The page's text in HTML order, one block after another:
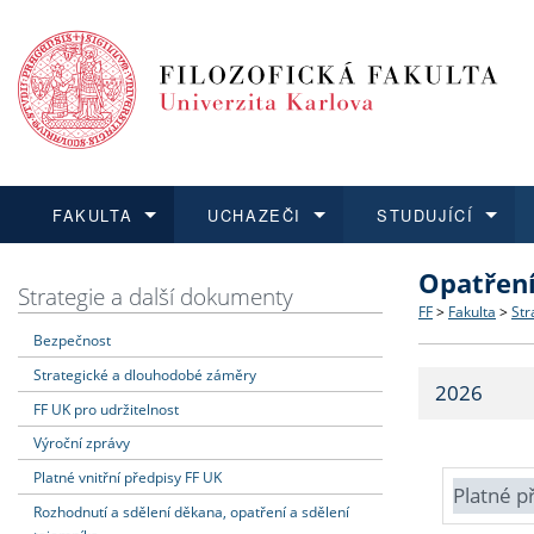
FAKULTA
Dozvědět se více
Struktura
Strategie
Fakultní
UCHAZEČI
Podat přihlášku
Co
Učitelské
STUDUJÍCÍ
Dozvědět se více
Dozvědět se více
O vědě a
Dozvědět se více
Aktuální
Strategie a další dokumenty
Bezpečnost
Strategické a dlouhodobé záměry
FF UK pro udržitelnost
Výroční zprávy
Platné vnitřní předpisy FF UK
Rozhodnutí a sdělení děkana, opatření a sdělení
FF > Fakulta >
2026
Platné